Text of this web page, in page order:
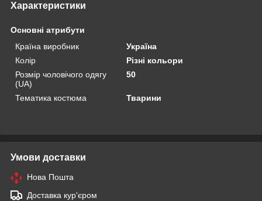
Характеристики
Основні атрибути
Країна виробник
Україна
Колір
Різні кольори
Розмір чоловічого одягу
(UA)
50
Тематика костюма Тварини
Умови доставки
Нова Пошта
Доставка кур'єром